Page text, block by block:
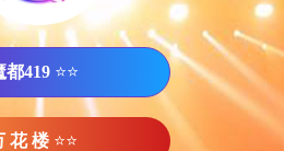
都419 ⭐⭐
花 楼 ⭐⭐